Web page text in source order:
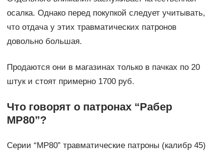
осалка. Однако перед покупкой следует учитывать,
что отдача у этих травматических патронов
довольно большая.
Продаются они в магазинах только в пачках по 20
штук и стоят примерно 1700 руб.
Что говорят о патронах “Рабер
МР80”?
Серии “МР80” травматические патроны (калибр 45)